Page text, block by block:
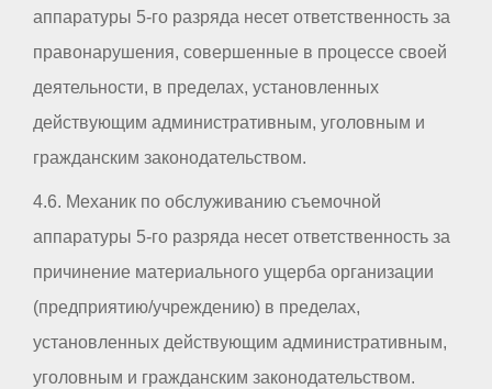
аппаратуры 5-го разряда несет ответственность за
правонарушения, совершенные в процессе своей
деятельности, в пределах, установленных
действующим административным, уголовным и
гражданским законодательством.
4.6. Механик по обслуживанию съемочной
аппаратуры 5-го разряда несет ответственность за
причинение материального ущерба организации
(предприятию/учреждению) в пределах,
установленных действующим административным,
уголовным и гражданским законодательством.